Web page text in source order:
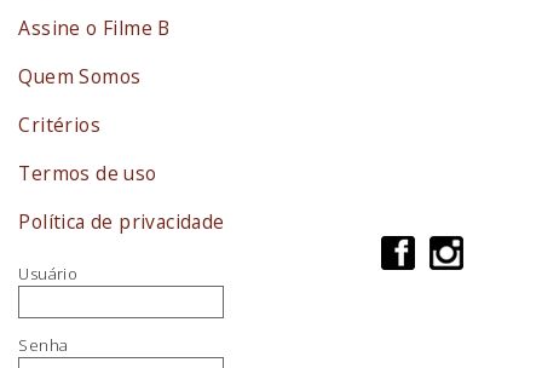
Assine o Filme B
Quem Somos
Critérios
Termos de uso
Política de privacidade
Usuário
Senha